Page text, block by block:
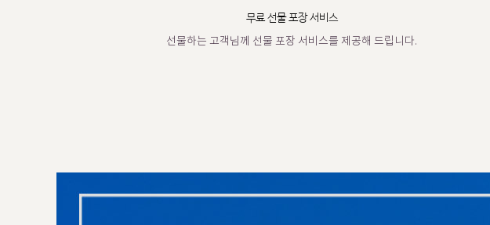
무료 선물 포장 서비스
선물하는 고객님께 선물 포장 서비스를 제공해 드립니다.